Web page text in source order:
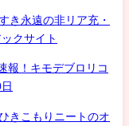
き永遠の非リア充・
クサイト
報！キモデブロリコ
きこもりニートのオ